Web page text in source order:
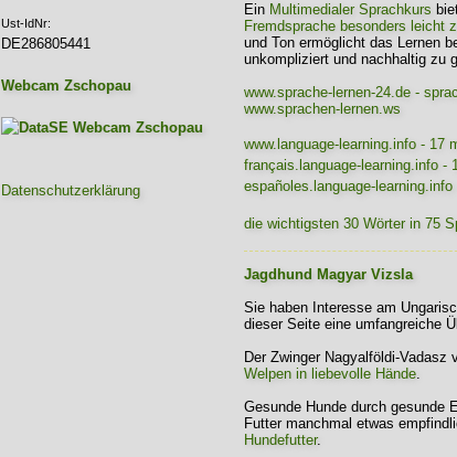
Ein Multimedialer Sprachkurs
Fremdsprache besonders leicht
und Ton ermöglicht das Lernen
unkompliziert und nachhaltig zu
www.sprache-lernen-24.de -
www.sprachen-lernen.ws
www.language-learning.info - 17
français.language-learning.info -
españoles.language-
die wichtigsten 30 Wörter in 75
Jagdhund Magyar Vizsla
Sie haben Interesse am
dieser Seite eine umfangreiche
Der Zwinger Nagyalföldi-Vadasz
Welpen in liebevolle Hände
Gesunde Hunde durch gesunde
Futter manchmal etwas
Hundefutter.
Ust-IdNr:
DE286805441
Webcam Zschopau
Datenschutzerklärung